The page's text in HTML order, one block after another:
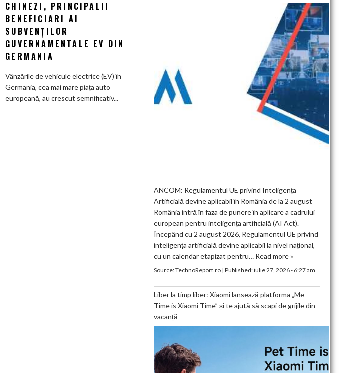
auto
chinezi,
ai
EV
din
Germania
CHINEZI, PRINCIPALII
BENEFICIARI AI
SUBVENȚILOR
GUVERNAMENTALE EV DIN
GERMANIA
Vânzările de vehicule electrice (EV) în
Germania, cea mai mare piața auto
europeană, au crescut semnificativ...
ANCOM: Regulamentul UE privind Inteligența
Artificială devine aplicabil în România de la 2 august
România intră în faza de punere în aplicare a cadrului
european pentru inteligența artificială (AI Act).
Începând cu 2 august 2026, Regulamentul UE privind
inteligența artificială devine aplicabil la nivel național,
cu un calendar etapizat pentru… Read more »
Source:TechnoReport.ro| Published:iulie 27, 2026 - 6:27 am
Liber la timp liber: Xiaomi lansează platforma „Me
Time is Xiaomi Time” și te ajută să scapi de grijile din
vacanță